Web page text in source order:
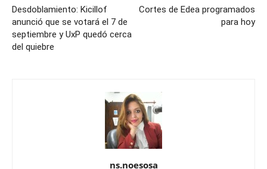
Desdoblamiento: Kicillof
anunció que se votará el 7 de
septiembre y UxP quedó cerca
del quiebre
Cortes de Edea programados
para hoy
ns.noesosa